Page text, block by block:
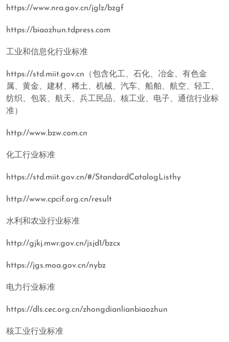
https://www.nra.gov.cn/jglz/bzgf
https://biaozhun.tdpress.com
工业和信息化行业标准
https://std.miit.gov.cn（包含化工、石化、冶金、有色金
属、黄金、建材、稀土、机械、汽车、船舶、航空、轻工、
纺织、包装、航天、兵工民品、核工业、电子、通信行业标
准）
http://www.bzw.com.cn
化工行业标准
https://std.miit.gov.cn/#/StandardCatalogListhy
http://www.cpcif.org.cn/result
水利和农业行业标准
http://gjkj.mwr.gov.cn/jsjd1/bzcx
https://jgs.moa.gov.cn/nybz
电力行业标准
https://dls.cec.org.cn/zhongdianlianbiaozhun
核工业行业标准